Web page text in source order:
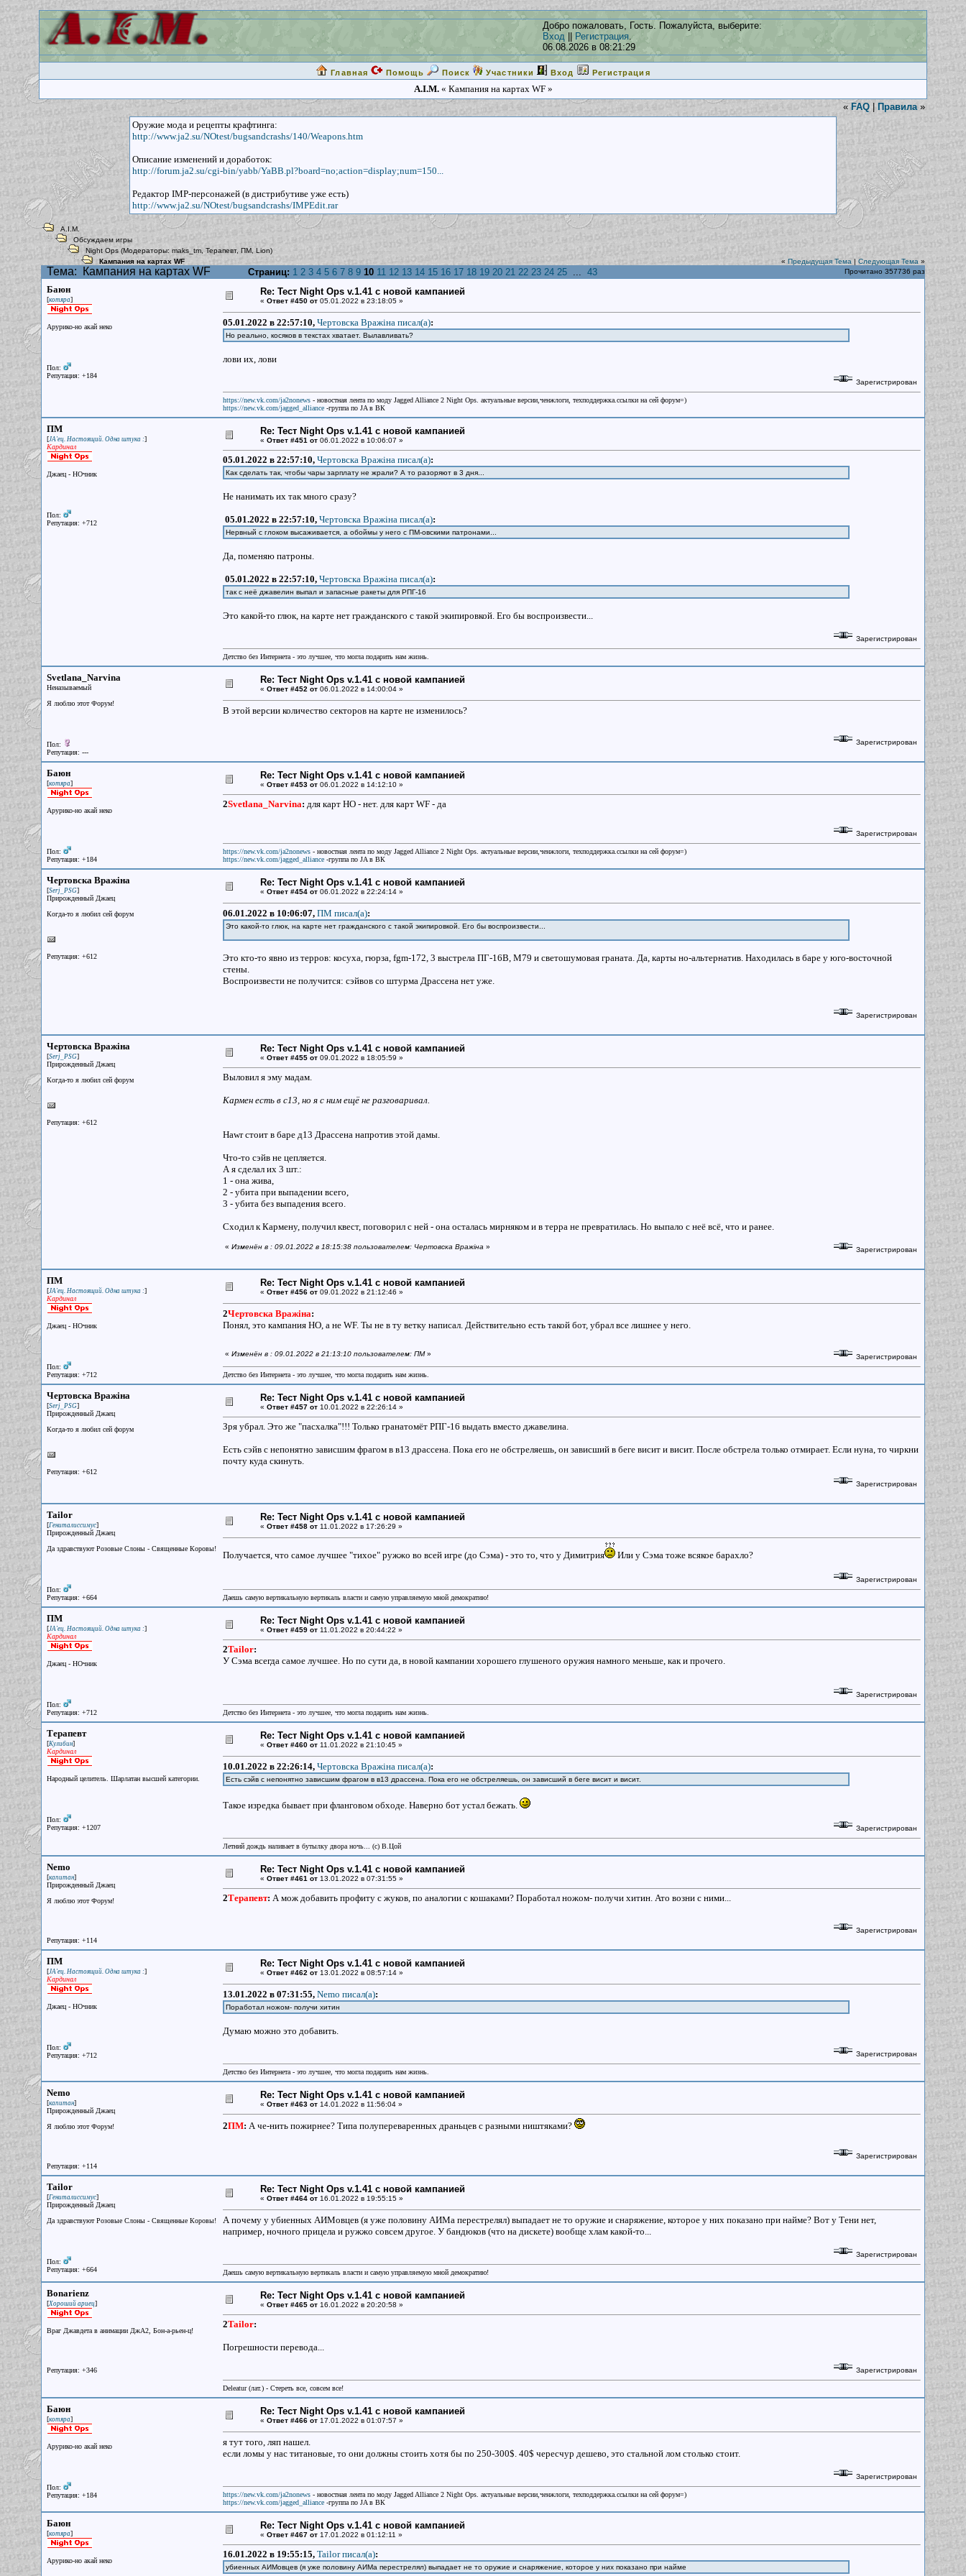
Добро пожаловать, Гость. Пожалуйста, выберите:
Вход
Регистрация.
06.08.2026 в 08:21:29
Главная Помощь Поиск Участники Вход Регистрация
A.I.M.« Кампания на картах WF »
« FAQ | Правила »
Оружие мода и рецепты крафтинга:
http://www.ja2.su/NOtest/bugsandcrashs/140/Weapons.htm
Описание изменений и доработок:
http://forum.ja2.su/cgi-bin/yabb/YaBB.pl?board=no;action=display;num=150...
Редактор IMP-персонажей (в дистрибутиве уже есть)
http://www.ja2.su/NOtest/bugsandcrashs/IMPEdit.rar
A.I.M.
Обсуждаем игры
Night Ops (Модераторы: maks_tm Терапевт, ПМ Lion)
Кампания на картах WF
« Предыдущая Тема | Следующая Тема »
Тема: Кампания на картах WF Страниц: 1 2 3 4 5 6 7 8 9 10 11 12 13 14 15 16 17 18 19 20 21 22 23 24 25 ... 43 Прочитано 357736 раз
Баюн
[котяра]
Арурико-но акай неко
Пол:
Репутация: +184
Re: Тест Night Ops v.1.41 с новой кампанией
« Ответ #450 от 05.01.2022 в 23:18:05 »
05.01.2022 в 22:57:10, Чертовска Вражiна писал(a):
Но реально, косяков в текстах хватает. Вылавливать?
лови их, лови
Зарегистрирован
https://new.vk.com/ja2nonews - новостная лента по моду Jagged Alliance 2 Night Ops. актуальные версии,ченжлоги, техподдержка.ссылки на сей форум=)
https://new.vk.com/jagged_alliance -группа по JA в ВК
ПМ
[JA'ец. Настоящий. Одна штука :]
Кардинал
Джаец - НОчник
Пол:
Репутация: +712
Re: Тест Night Ops v.1.41 с новой кампанией
« Ответ #451 от 06.01.2022 в 10:06:07 »
05.01.2022 в 22:57:10, Чертовска Вражiна писал(a):
Как сделать так, чтобы чары зарплату не жрали? А то разоряют в 3 дня...
Не нанимать их так много сразу?
05.01.2022 в 22:57:10, Чертовска Вражiна писал(a):
Нервный с глоком высаживается, а обоймы у него с ПМ-овскими патронами...
Да, поменяю патроны.
05.01.2022 в 22:57:10, Чертовска Вражiна писал(a):
так с неё джавелин выпал и запасные ракеты для РПГ-16
Это какой-то глюк, на карте нет гражданского с такой экипировкой. Его бы воспроизвести...
Зарегистрирован
Детство без Интернета - это лучшее, что могла подарить нам жизнь.
Svetlana_Narvina
Неназываемый
Я люблю этот Форум!
Пол:
Репутация: ---
Re: Тест Night Ops v.1.41 с новой кампанией
« Ответ #452 от 06.01.2022 в 14:00:04 »
В этой версии количество секторов на карте не изменилось?
Зарегистрирован
Баюн
[котяра]
Арурико-но акай неко
Пол:
Репутация: +184
Re: Тест Night Ops v.1.41 с новой кампанией
« Ответ #453 от 06.01.2022 в 14:12:10 »
2Svetlana_Narvina: для карт НО - нет. для карт WF - да
Зарегистрирован
https://new.vk.com/ja2nonews - новостная лента по моду Jagged Alliance 2 Night Ops. актуальные версии,ченжлоги, техподдержка.ссылки на сей форум=)
https://new.vk.com/jagged_alliance -группа по JA в ВК
Чертовска Вражiна
[Serj_PSG]
Прирожденный Джаец
Когда-то я любил сей форум
Репутация: +612
Re: Тест Night Ops v.1.41 с новой кампанией
« Ответ #454 от 06.01.2022 в 22:24:14 »
06.01.2022 в 10:06:07, ПМ писал(a):
Это какой-то глюк, на карте нет гражданского с такой экипировкой. Его бы воспроизвести...
Это кто-то явно из терров: косуха, гюрза, fgm-172, 3 выстрела ПГ-16В, М79 и светошумовая граната. Да, карты но-альтернатив. Находилась в баре у юго-восточной
стены.
Воспроизвести не получится: сэйвов со штурма Драссена нет уже.
Зарегистрирован
Чертовска Вражiна
[Serj_PSG]
Прирожденный Джаец
Когда-то я любил сей форум
Репутация: +612
Re: Тест Night Ops v.1.41 с новой кампанией
« Ответ #455 от 09.01.2022 в 18:05:59 »
Выловил я эму мадам.
Кармен есть в с13, но я с ним ещё не разговаривал.
Hawr стоит в баре д13 Драссена напротив этой дамы.
Что-то сэйв не цепляется.
А я сделал их 3 шт.:
1 - она жива,
2 - убита при выпадении всего,
3 - убита без выпадения всего.
Сходил к Кармену, получил квест, поговорил с ней - она осталась мирняком и в терра не превратилась. Но выпало с неё всё, что и ранее.
« Изменён в : 09.01.2022 в 18:15:38 пользователем: Чертовска Вражiна » Зарегистрирован
ПМ
[JA'ец. Настоящий. Одна штука :]
Кардинал
Джаец - НОчник
Пол:
Репутация: +712
Re: Тест Night Ops v.1.41 с новой кампанией
« Ответ #456 от 09.01.2022 в 21:12:46 »
2Чертовска Вражiна:
Понял, это кампания НО, а не WF. Ты не в ту ветку написал. Действительно есть такой бот, убрал все лишнее у него.
« Изменён в : 09.01.2022 в 21:13:10 пользователем: ПМ» Зарегистрирован
Детство без Интернета - это лучшее, что могла подарить нам жизнь.
Чертовска Вражiна
[Serj_PSG]
Прирожденный Джаец
Когда-то я любил сей форум
Репутация: +612
Re: Тест Night Ops v.1.41 с новой кампанией
« Ответ #457 от 10.01.2022 в 22:26:14 »
Зря убрал. Это же "пасхалка"!!! Только гранатомёт РПГ-16 выдать вместо джавелина.
Есть сэйв с непонятно зависшим фрагом в в13 драссена. Пока его не обстреляешь, он зависший в беге висит и висит. После обстрела только отмирает. Если нуна, то чиркни
почту куда скинуть.
Зарегистрирован
Tailor
[Гениталиссимус]
Прирожденный Джаец
Да здравствуют Розовые Слоны - Священные Коровы!
Пол:
Репутация: +664
Re: Тест Night Ops v.1.41 с новой кампанией
« Ответ #458 от 11.01.2022 в 17:26:29 »
Получается, что самое лучшее "тихое" ружжо во всей игре (до Сэма) - это то, что у Димитрия Или у Сэма тоже всякое барахло?
Зарегистрирован
Даешь самую вертикальную вертикаль власти и самую управляемую мной демократию!
ПМ
[JA'ец. Настоящий. Одна штука :]
Кардинал
Джаец - НОчник
Пол:
Репутация: +712
Re: Тест Night Ops v.1.41 с новой кампанией
« Ответ #459 от 11.01.2022 в 20:44:22 »
2Tailor:
У Сэма всегда самое лучшее. Но по сути да, в новой кампании хорошего глушеного оружия намного меньше, как и прочего.
Зарегистрирован
Детство без Интернета - это лучшее, что могла подарить нам жизнь.
Терапевт
[Кулибин]
Кардинал
Народный целитель. Шарлатан высшей категории.
Пол:
Репутация: +1207
Re: Тест Night Ops v.1.41 с новой кампанией
« Ответ #460 от 11.01.2022 в 21:10:45 »
10.01.2022 в 22:26:14, Чертовска Вражiна писал(a):
Есть сэйв с непонятно зависшим фрагом в в13 драссена. Пока его не обстреляешь, он зависший в беге висит и висит.
Такое изредка бывает при фланговом обходе. Наверно бот устал бежать.
Зарегистрирован
Летний дождь наливает в бутылку двора ночь... (с) В.Цой
Nemo
[капитан]
Прирожденный Джаец
Я люблю этот Форум!
Репутация: +114
Re: Тест Night Ops v.1.41 с новой кампанией
« Ответ #461 от 13.01.2022 в 07:31:55 »
2Терапевт: А мож добавить профиту с жуков, по аналогии с кошаками? Поработал ножом- получи хитин. Ато возни с ними...
Зарегистрирован
ПМ
[JA'ец. Настоящий. Одна штука :]
Кардинал
Джаец - НОчник
Пол:
Репутация: +712
Re: Тест Night Ops v.1.41 с новой кампанией
« Ответ #462 от 13.01.2022 в 08:57:14 »
13.01.2022 в 07:31:55, Nemo писал(a):
Поработал ножом- получи хитин
Думаю можно это добавить.
Зарегистрирован
Детство без Интернета - это лучшее, что могла подарить нам жизнь.
Nemo
[капитан]
Прирожденный Джаец
Я люблю этот Форум!
Репутация: +114
Re: Тест Night Ops v.1.41 с новой кампанией
« Ответ #463 от 14.01.2022 в 11:56:04 »
2ПМ: А че-нить пожирнее? Типа полупереваренных драньцев с разными ништяками?
Зарегистрирован
Tailor
[Гениталиссимус]
Прирожденный Джаец
Да здравствуют Розовые Слоны - Священные Коровы!
Пол:
Репутация: +664
Re: Тест Night Ops v.1.41 с новой кампанией
« Ответ #464 от 16.01.2022 в 19:55:15 »
А почему у убиенных АИМовцев (я уже половину АИМа перестрелял) выпадает не то оружие и снаряжение, которое у них показано при найме? Вот у Тени нет,
например, ночного прицела и ружжо совсем другое. У бандюков (что на дискете) вообще хлам какой-то...
Зарегистрирован
Даешь самую вертикальную вертикаль власти и самую управляемую мной демократию!
Bonarienz
[Хороший ариец]
Враг Джавдета в анимации ДжА2, Бон-а-рьен-ц!
Репутация: +346
Re: Тест Night Ops v.1.41 с новой кампанией
« Ответ #465 от 16.01.2022 в 20:20:58 »
2Tailor:
Погрешности перевода...
Зарегистрирован
Deleatur (лат.) - Стереть все, совсем все!
Баюн
[котяра]
Арурико-но акай неко
Пол:
Репутация: +184
Re: Тест Night Ops v.1.41 с новой кампанией
« Ответ #466 от 17.01.2022 в 01:07:57 »
я тут того, ляп нашел.
если ломы у нас титановые, то они должны стоить хотя бы по 250-300$. 40$ чересчур дешево, это стальной лом столько стоит.
Зарегистрирован
https://new.vk.com/ja2nonews - новостная лента по моду Jagged Alliance 2 Night Ops. актуальные версии,ченжлоги, техподдержка.ссылки на сей форум=)
https://new.vk.com/jagged_alliance -группа по JA в ВК
Баюн
[котяра]
Арурико-но акай неко
Re: Тест Night Ops v.1.41 с новой кампанией
« Ответ #467 от 17.01.2022 в 01:12:11 »
16.01.2022 в 19:55:15, Tailor писал(a):
убиенных АИМовцев (я уже половину АИМа перестрелял) выпадает не то оружие и снаряжение, которое у них показано при найме